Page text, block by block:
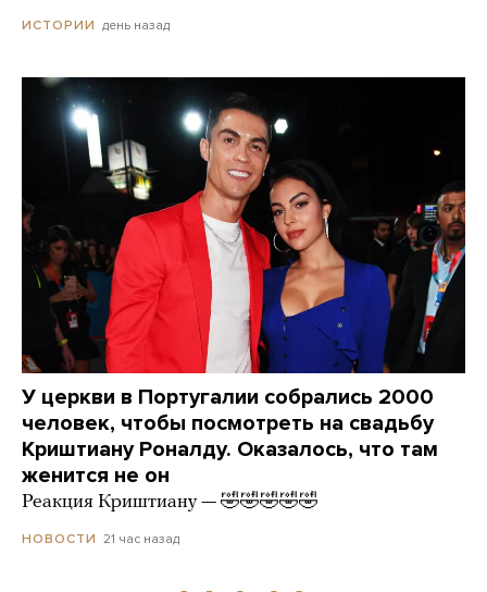
ИСТОРИИ день назад
У церкви в Португалии собрались 2000
человек, чтобы посмотреть на свадьбу
Криштиану Роналду. Оказалось, что там
женится не он
Реакция Криштиану — 🤣🤣🤣🤣🤣
НОВОСТИ 21 час назад